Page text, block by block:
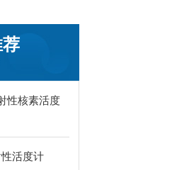
性核素活度
活度计